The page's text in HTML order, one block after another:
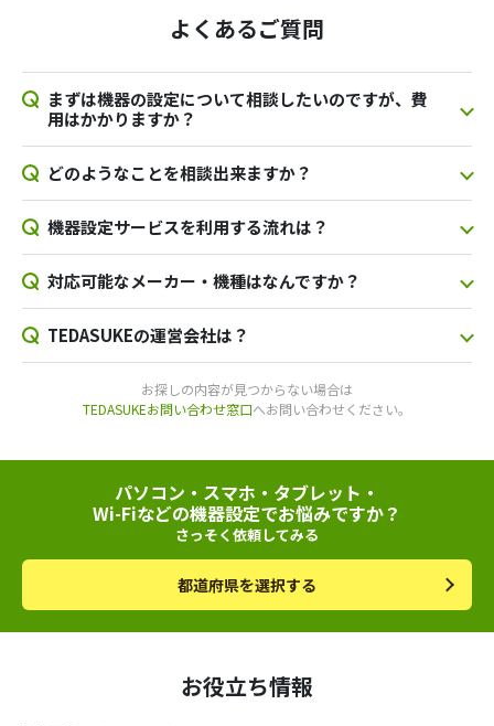
よくあるご質問
まずは機器の設定について相談したいのですが、費
用はかかりますか？
どのようなことを相談出来ますか？
機器設定サービスを利用する流れは？
対応可能なメーカー・機種はなんですか？
TEDASUKEの運営会社は？
お探しの内容が見つからない場合は
TEDASUKEお問い合わせ窓口へお問い合わせください。
パソコン・スマホ・タブレット・
Wi-Fiなどの機器設定でお悩みですか？
さっそく依頼してみる
都道府県を選択する
お役立ち情報